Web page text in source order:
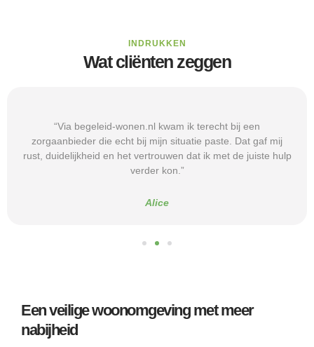
INDRUKKEN
Wat cliënten zeggen
“Via begeleid-wonen.nl kwam ik terecht bij een
zorgaanbieder die echt bij mijn situatie paste. Dat gaf mij
rust, duidelijkheid en het vertrouwen dat ik met de juiste hulp
verder kon.”
Alice
Een veilige woonomgeving met meer
nabijheid